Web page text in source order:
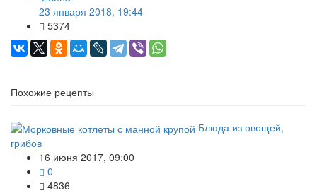
23 января 2018, 19:44
5374
Похожие рецепты
Блюда из овощей,
грибов
16 июня 2017, 09:00
0
4836